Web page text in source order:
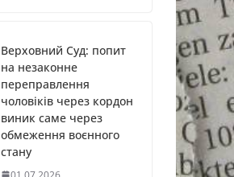
Верховний Суд: попит
на незаконне
переправлення
чоловіків через кордон
виник саме через
обмеження воєнного
стану